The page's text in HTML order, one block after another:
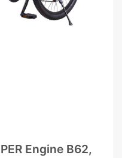
Engine B62,